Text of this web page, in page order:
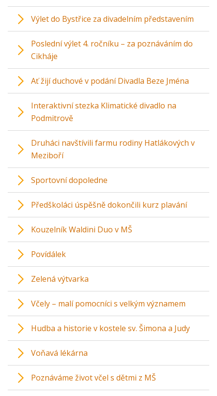
Výlet do Bystřice za divadelním představením
Poslední výlet 4. ročníku – za poznáváním do
Cikháje
Ať žijí duchové v podání Divadla Beze Jména
Interaktivní stezka Klimatické divadlo na
Podmitrově
Druháci navštívili farmu rodiny Hatlákových v
Meziboří
Sportovní dopoledne
Předškoláci úspěšně dokončili kurz plavání
Kouzelník Waldini Duo v MŠ
Povídálek
Zelená výtvarka
Včely – malí pomocníci s velkým významem
Hudba a historie v kostele sv. Šimona a Judy
Voňavá lékárna
Poznáváme život včel s dětmi z MŠ